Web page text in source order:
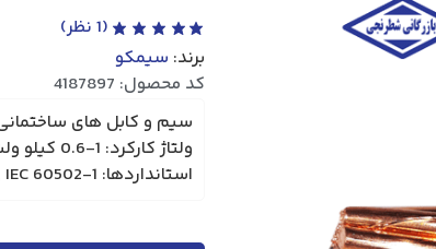
(
1 نظر)
برند: سیمکو
کد محصول: 4187897
استانداردها: ISIIRI 3569-1, IEC 60502-1.